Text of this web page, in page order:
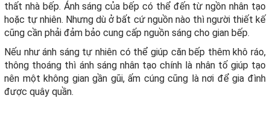
thất nhà bếp. Ánh sáng của bếp có thể đến từ ngồn nhân tạo
hoặc tự nhiên. Nhưng dù ở bất cứ nguồn nào thì người thiết kế
cũng cần phải đảm bảo cung cấp nguồn sáng cho gian bếp.
Nếu như ánh sáng tự nhiên có thể giúp căn bếp thêm khô ráo,
thông thoáng thì ánh sáng nhân tạo chính là nhân tố giúp tạo
nên một không gian gần gũi, ấm cúng cũng là nơi để gia đình
được quây quần.